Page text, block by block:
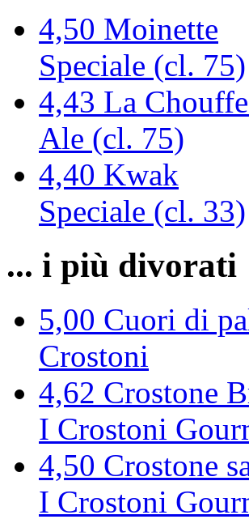
4,50 Moinette
Speciale (cl. 75)
4,43 La
Ale (cl. 75)
4,40 Kwak
Speciale (cl. 33)
... i più divorati
5,00 Cuori di
Crostoni
4,62 Crostone
I Crostoni
4,50 Crostone
I Crostoni